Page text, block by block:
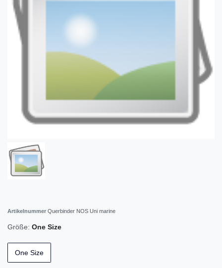
Artikelnummer Querbinder NOS Uni marine
Größe: One Size
One Size